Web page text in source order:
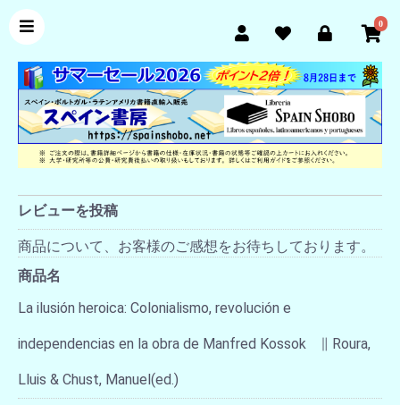
0
レビューを投稿
商品について、お客様のご感想をお待ちしております。
商品名
La ilusión heroica: Colonialismo, revolución e
independencias en la obra de Manfred Kossok ∥ Roura,
Lluis & Chust, Manuel(ed.)